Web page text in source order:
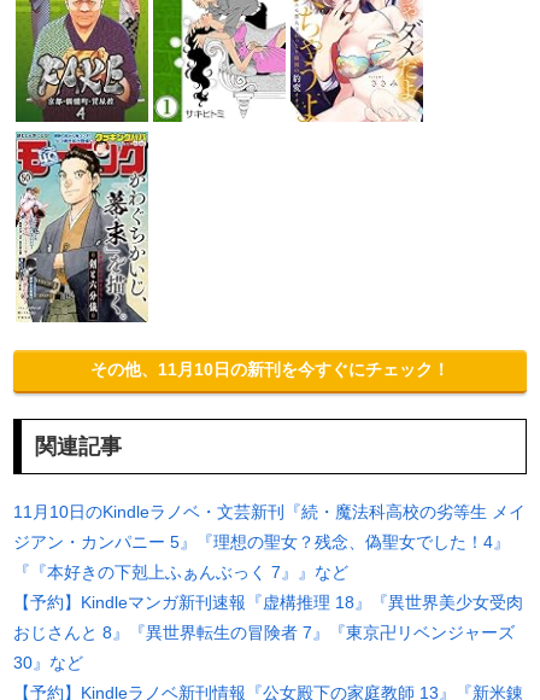
その他、11月10日の新刊を今すぐにチェック！
関連記事
11月10日のKindleラノベ・文芸新刊『続・魔法科高校の劣等生 メイ
ジアン・カンパニー 5』『理想の聖女？残念、偽聖女でした！4』
『『本好きの下剋上ふぁんぶっく 7』』など
【予約】Kindleマンガ新刊速報『虚構推理 18』『異世界美少女受肉
おじさんと 8』『異世界転生の冒険者 7』『東京卍リベンジャーズ
30』など
【予約】Kindleラノベ新刊情報『公女殿下の家庭教師 13』『新米錬